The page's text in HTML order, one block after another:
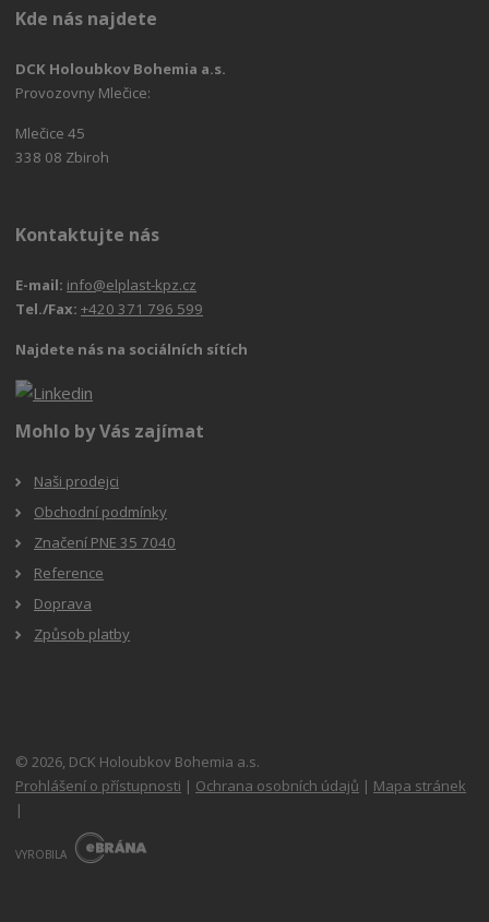
Kde nás najdete
DCK Holoubkov Bohemia a.s.
Provozovny Mlečice:
Mlečice 45
338 08 Zbiroh
Kontaktujte nás
E-mail: info@elplast-kpz.cz
Tel./Fax:+420 371 796 599
Najdete nás na sociálních sítích
Mohlo by Vás zajímat
Naši prodejci
Obchodní podmínky
Značení PNE 35 7040
Reference
Doprava
Způsob platby
© 2026, DCK Holoubkov Bohemia a.s.
Prohlášení o přístupnosti | Ochrana osobních údajů | Mapa stránek
|
VYROBILA